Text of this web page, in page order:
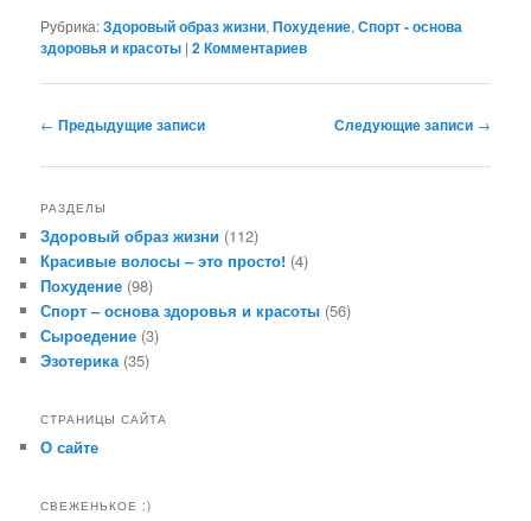
Рубрика:Здоровый образ жизни,Похудение,Спорт - основа
здоровья и красоты |2 Комментариев
Навигация по записям
← Предыдущие записи Следующие записи →
РАЗДЕЛЫ
Здоровый образ жизни (112)
Красивые волосы – это просто! (4)
Похудение (98)
Спорт – основа здоровья и красоты (56)
Сыроедение (3)
Эзотерика (35)
СТРАНИЦЫ САЙТА
О сайте
СВЕЖЕНЬКОЕ :)